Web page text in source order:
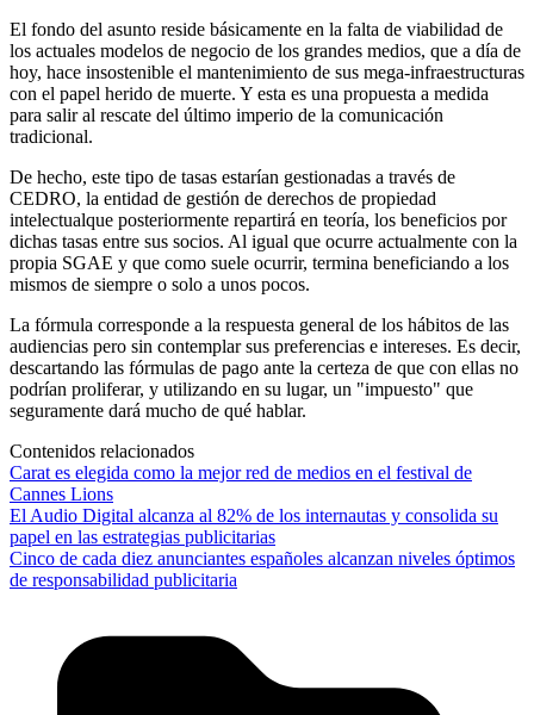
El fondo del asunto reside básicamente en la falta de viabilidad de
los actuales modelos de negocio de los grandes medios, que a día de
hoy, hace insostenible el mantenimiento de sus mega-infraestructuras
con el papel herido de muerte. Y esta es una propuesta a medida
para salir al rescate del último imperio de la comunicación
tradicional.
De hecho, este tipo de tasas estarían gestionadas a través de
CEDRO, la entidad de gestión de derechos de propiedad
intelectualque posteriormente repartirá en teoría, los beneficios por
dichas tasas entre sus socios. Al igual que ocurre actualmente con la
propia SGAE y que como suele ocurrir, termina beneficiando a los
mismos de siempre o solo a unos pocos.
La fórmula corresponde a la respuesta general de los hábitos de las
audiencias pero sin contemplar sus preferencias e intereses. Es decir,
descartando las fórmulas de pago ante la certeza de que con ellas no
podrían proliferar, y utilizando en su lugar, un "impuesto" que
seguramente dará mucho de qué hablar.
Contenidos relacionados
Carat es elegida como la mejor red de medios en el festival de
Cannes Lions
El Audio Digital alcanza al 82% de los internautas y consolida su
papel en las estrategias publicitarias
Cinco de cada diez anunciantes españoles alcanzan niveles óptimos
de responsabilidad publicitaria